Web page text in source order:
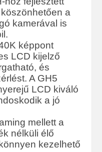
a
kamerával is
képpont
LCD kijelző
és
A GH5
LCD kiváló
a jó
mellett a
nélküli élő
kezelhető